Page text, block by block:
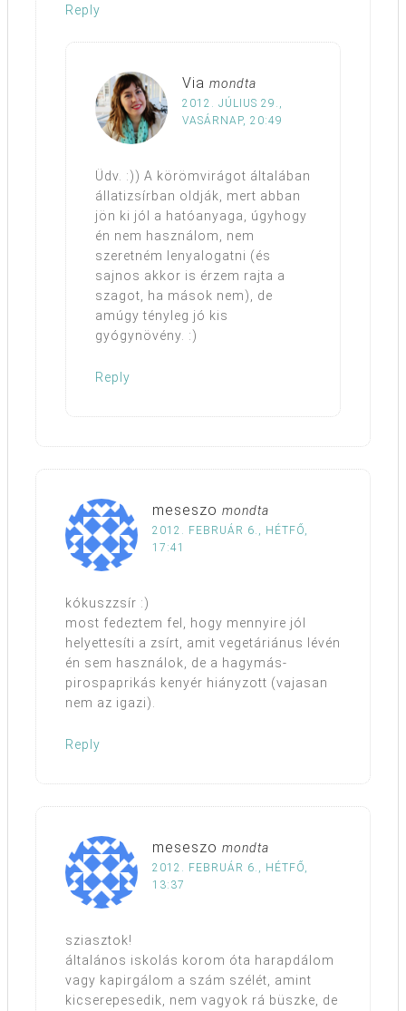
Reply
Via mondta
2012. JÚLIUS 29.,
VASÁRNAP, 20:49
Üdv. :)) A körömvirágot általában
állatizsírban oldják, mert abban
jön ki jól a hatóanyaga, úgyhogy
én nem használom, nem
szeretném lenyalogatni (és
sajnos akkor is érzem rajta a
szagot, ha mások nem), de
amúgy tényleg jó kis
gyógynövény. :)
Reply
meseszo mondta
2012. FEBRUÁR 6., HÉTFŐ,
17:41
kókuszzsír :)
most fedeztem fel, hogy mennyire jól
helyettesíti a zsírt, amit vegetáriánus lévén
én sem használok, de a hagymás-
pirospaprikás kenyér hiányzott (vajasan
nem az igazi).
Reply
meseszo mondta
2012. FEBRUÁR 6., HÉTFŐ,
13:37
sziasztok!
általános iskolás korom óta harapdálom
vagy kapirgálom a szám szélét, amint
kicserepesedik, nem vagyok rá büszke, de